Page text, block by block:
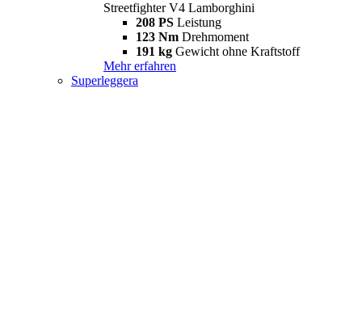
Streetfighter V4 Lamborghini
208 PS Leistung
123 Nm Drehmoment
191 kg Gewicht ohne Kraftstoff
Mehr erfahren
Superleggera